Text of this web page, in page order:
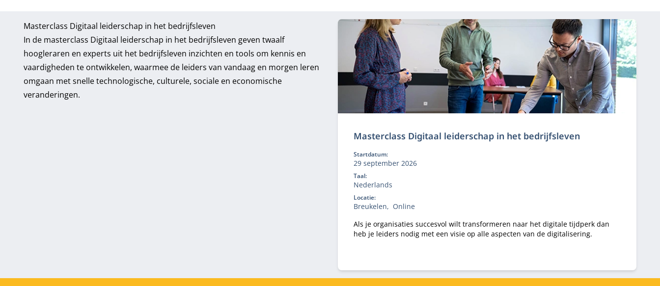
Masterclass Digitaal leiderschap in het bedrijfsleven
In de masterclass Digitaal leiderschap in het bedrijfsleven geven twaalf
hoogleraren en experts uit het bedrijfsleven inzichten en tools om kennis en
vaardigheden te ontwikkelen, waarmee de leiders van vandaag en morgen leren
omgaan met snelle technologische, culturele, sociale en economische
veranderingen.
Masterclass Digitaal leiderschap in het bedrijfsleven
Startdatum:
29 september 2026
Taal:
Nederlands
Locatie:
Breukelen
Online
Als je organisaties succesvol wilt transformeren naar het digitale tijdperk dan
heb je leiders nodig met een visie op alle aspecten van de digitalisering.